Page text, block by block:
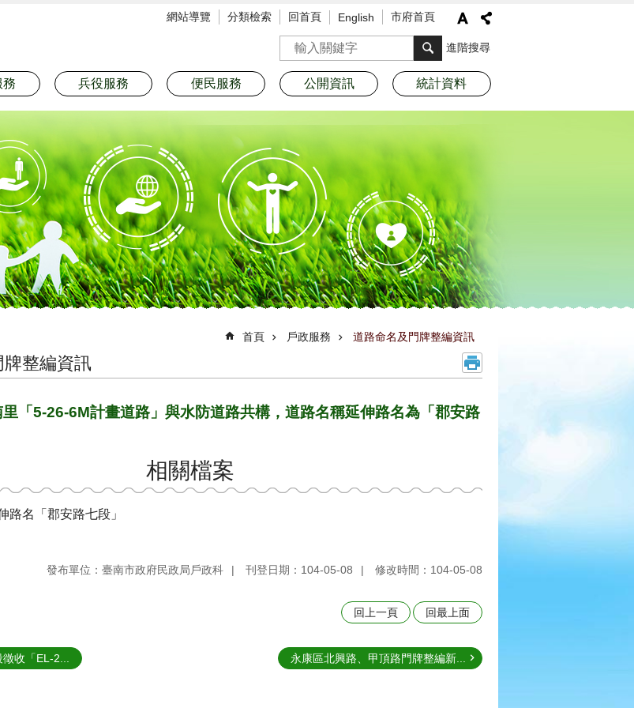
網站導覽 分類檢索 回首頁 English 市府首頁
搜尋 進階搜尋
務 兵役服務 便民服務 公開資訊 統計資料
首頁 戶政服務 道路命名及門牌整編資訊
整編資訊
「5-26-6M計畫道路」與水防道路共構，道路名稱延伸路名為「郡安路
相關檔案
路名「郡安路七段」
發布單位：臺南市政府民政局戶政科 刊登日期：104-05-08 修改時間：104-05-08
回上一頁 回最上面
收「EL-2... 永康區北興路、甲頂路門牌整編新...